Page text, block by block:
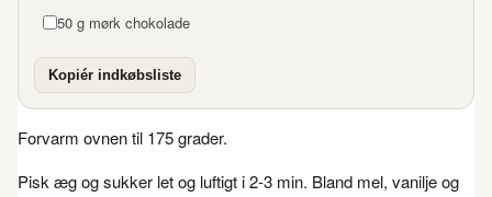
50 g mørk chokolade
Kopiér indkøbsliste
Forvarm ovnen til 175 grader.
Pisk æg og sukker let og luftigt i 2-3 min. Bland mel, vanilje og